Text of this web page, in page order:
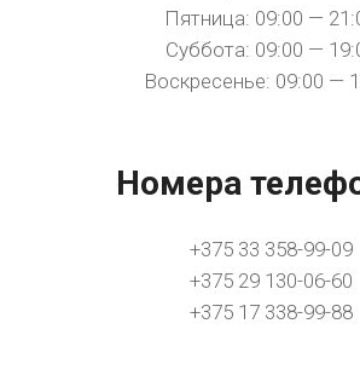
Пятница: 09:00 —
Суббота: 09:00 —
Воскресенье: 09:00 —
Номера
+375 33 358-99-09
+375 29 130-06-60
+375 17 338-99-88